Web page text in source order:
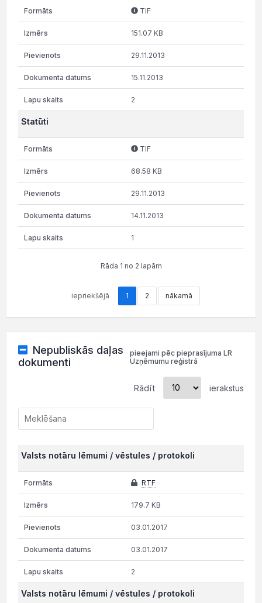
TIF
151.07 KB
29.11.2013
15.11.2013
2
Statūti
TIF
68.58 KB
29.11.2013
14.11.2013
1
Rāda 1 no 2 lapām
iepriekšējā 1 2 nākamā
Nepubliskās daļas
dokumenti
pieejami pēc pieprasījuma LR
Uzņēmumu reģistrā
Rādīt ierakstus
Valsts notāru lēmumi / vēstules / protokoli
RTF
179.7 KB
03.01.2017
03.01.2017
2
Valsts notāru lēmumi / vēstules / protokoli